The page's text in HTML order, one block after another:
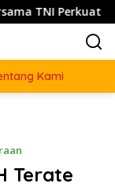
Semangat
Kami
Terate